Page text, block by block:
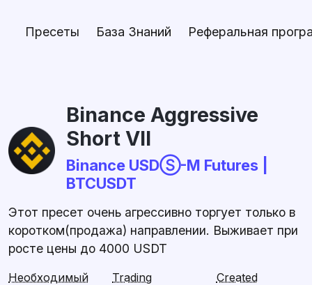
Пресеты База Знаний Реферальная
Binance Aggressive
Short VII
Binance USDⓈ-M Futures |
BTCUSDT
Этот пресет очень агрессивно торгует только в
коротком(продажа) направлении. Выживает при
росте цены до 4000 USDT
Необходимый
Trading
Created